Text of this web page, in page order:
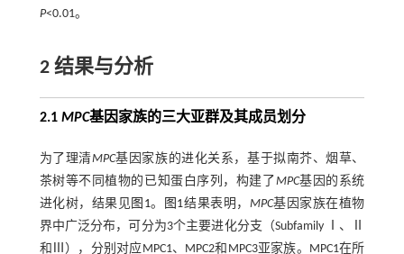
P<0.01。
2 结果与分析
2.1 MPC基因家族的三大亚群及其成员划分
为了理清MPC基因家族的进化关系，基于拟南芥、烟草、
茶树等不同植物的已知蛋白序列，构建了 MPC基因的系统
进化树，结果见图1。 图1结果表明， MPC基因家族在植物
界中广泛分布，可分为3个主要进化分支（Subfamily Ⅰ、Ⅱ
和Ⅲ），分别对应MPC1、MPC2和MPC3亚家族。MPC1在所